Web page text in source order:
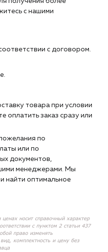
с нашими
с договором.
товара при условии
оплатить заказ сразу или
по
или по
документов,
менеджерами. Мы
найти оптимальное
носит справочный характер
с пунктом 2 статьи 437
право изменять
комплектность и цену без